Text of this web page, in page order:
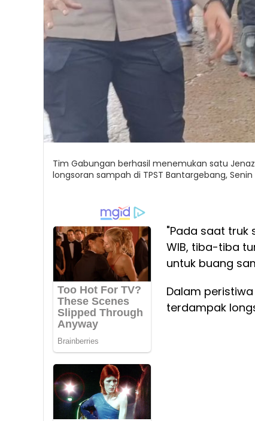
Tim Gabungan berhasil menemukan satu
longsoran sampah di TPST Bantargebang,
"Pada saat truk
WIB, tiba-tiba
untuk buang
Dalam
terdampak